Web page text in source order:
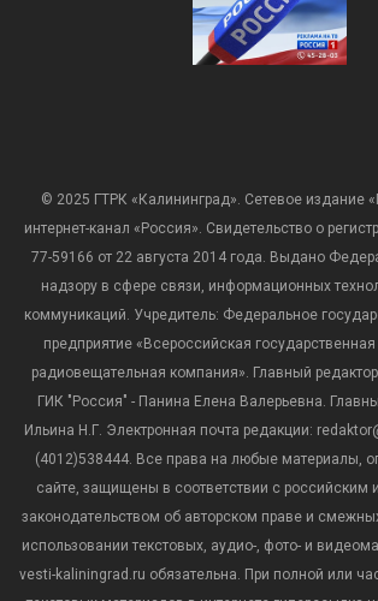
© 2025 ГТРК «Калининград». Сетевое издание
интернет-канал «Россия». Свидетельство о
77-59166 от 22 августа 2014 года. Выдано
надзору в сфере связи, информационных
коммуникаций. Учредитель: Федеральное
предприятие «Всероссийская
радиовещательная компания». Главный
ГИК "Россия" - Панина Елена Валерьевна.
Ильина Н.Г. Электронная почта редакции:
(4012)538444. Все права на любые материалы,
сайте, защищены в соответствии с
законодательством об авторском праве и
использовании текстовых, аудио-, фото- и
vesti-kaliningrad.ru обязательна. При полной или